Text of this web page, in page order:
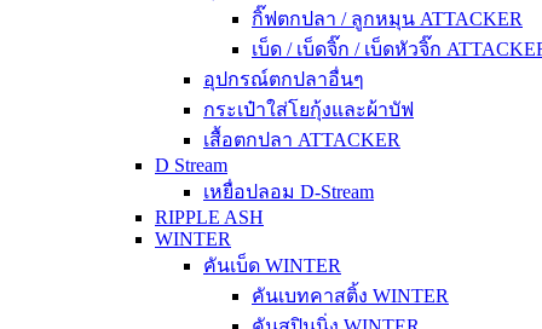
กิ๊ฟตกปลา / ลูกหมุน ATTACKER
เบ็ด / เบ็ดจิ๊ก / เบ็ดหัวจิ๊ก
อุปกรณ์ตกปลาอื่นๆ
กระเป๋าใส่โยกุ้งและผ้าบัฟ
เสื้อตกปลา ATTACKER
D Stream
เหยื่อปลอม D-Stream
RIPPLE ASH
WINTER
คันเบ็ด WINTER
คันเบทคาสติ้ง WINTER